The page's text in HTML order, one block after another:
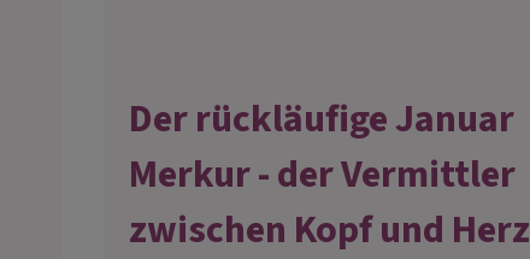
Der rückläufige Januar
Merkur - der Vermittler
zwischen Kopf und Herz